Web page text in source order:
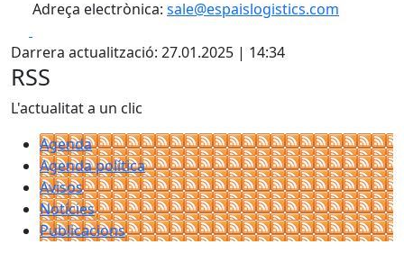
Adreça electrònica: sale@espaislogistics.com
Darrera actualització: 27.01.2025 | 14:34
RSS
L'actualitat a un clic
Agenda
Agenda política
Avisos
Notícies
Publicacions